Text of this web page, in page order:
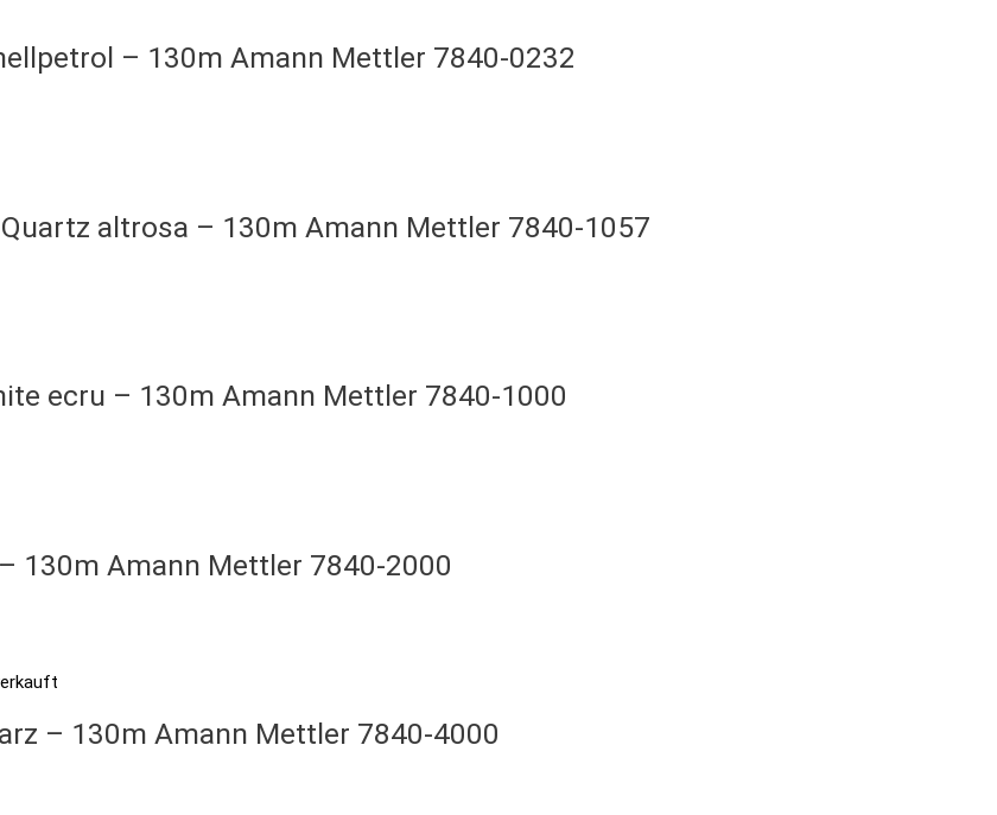
– 130m Amann Mettler 7840-0232
altrosa – 130m Amann Mettler 7840-1057
ecru – 130m Amann Mettler 7840-1000
130m Amann Mettler 7840-2000
– 130m Amann Mettler 7840-4000